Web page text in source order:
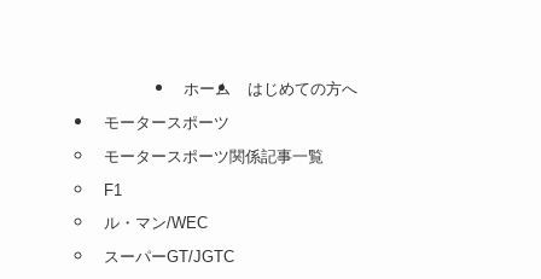
ホーム
はじめての方へ
モータースポーツ
モータースポーツ関係記事一覧
F1
ル・マン/WEC
スーパーGT/JGTC